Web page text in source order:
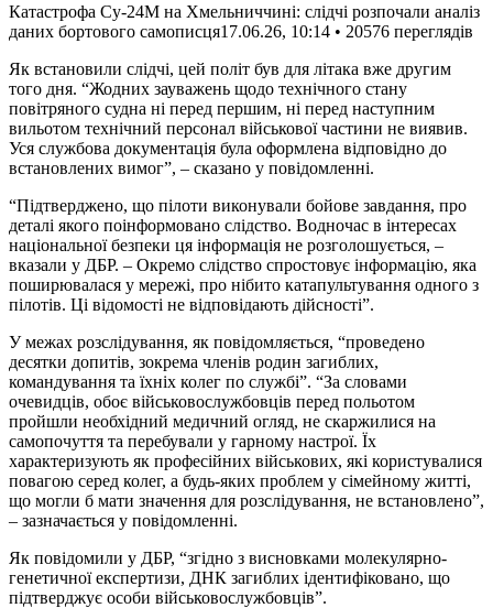
Катастрофа Су-24М на Хмельниччині: слідчі розпочали аналіз
даних бортового самописця17.06.26, 10:14 • 20576 переглядiв
Як встановили слідчі, цей політ був для літака вже другим
того дня. “Жодних зауважень щодо технічного стану
повітряного судна ні перед першим, ні перед наступним
вильотом технічний персонал військової частини не виявив.
Уся службова документація була оформлена відповідно до
встановлених вимог”, – сказано у повідомленні.
“Підтверджено, що пілоти виконували бойове завдання, про
деталі якого поінформовано слідство. Водночас в інтересах
національної безпеки ця інформація не розголошується, –
вказали у ДБР. – Окремо слідство спростовує інформацію, яка
поширювалася у мережі, про нібито катапультування одного з
пілотів. Ці відомості не відповідають дійсності”.
У межах розслідування, як повідомляється, “проведено
десятки допитів, зокрема членів родин загиблих,
командування та їхніх колег по службі”. “За словами
очевидців, обоє військовослужбовців перед польотом
пройшли необхідний медичний огляд, не скаржилися на
самопочуття та перебували у гарному настрої. Їх
характеризують як професійних військових, які користувалися
повагою серед колег, а будь-яких проблем у сімейному житті,
що могли б мати значення для розслідування, не встановлено”,
– зазначається у повідомленні.
Як повідомили у ДБР, “згідно з висновками молекулярно-
генетичної експертизи, ДНК загиблих ідентифіковано, що
підтверджує особи військовослужбовців”.